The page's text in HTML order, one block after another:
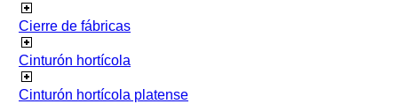
Cierre de fábricas
Cinturón hortícola
Cinturón hortícola platense